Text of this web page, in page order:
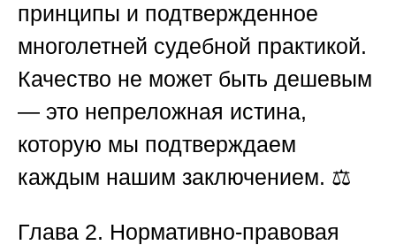
принципы и подтвержденное
многолетней судебной практикой.
Качество не может быть дешевым
— это непреложная истина,
которую мы подтверждаем
каждым нашим заключением. ⚖️
Глава 2. Нормативно-правовая